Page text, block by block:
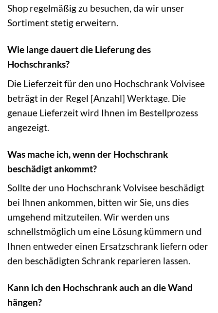
Shop regelmäßig zu besuchen, da wir unser
Sortiment stetig erweitern.
Wie lange dauert die Lieferung des
Hochschranks?
Die Lieferzeit für den uno Hochschrank Volvisee
beträgt in der Regel [Anzahl] Werktage. Die
genaue Lieferzeit wird Ihnen im Bestellprozess
angezeigt.
Was mache ich, wenn der Hochschrank
beschädigt ankommt?
Sollte der uno Hochschrank Volvisee beschädigt
bei Ihnen ankommen, bitten wir Sie, uns dies
umgehend mitzuteilen. Wir werden uns
schnellstmöglich um eine Lösung kümmern und
Ihnen entweder einen Ersatzschrank liefern oder
den beschädigten Schrank reparieren lassen.
Kann ich den Hochschrank auch an die Wand
hängen?